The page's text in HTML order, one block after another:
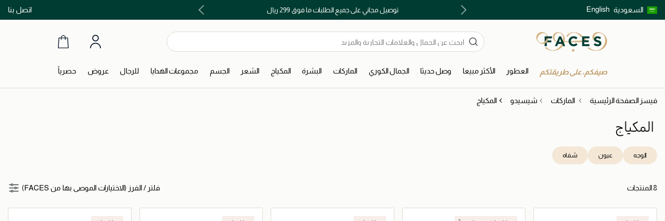
السعودية English اتصل بنااشتري الآن و ادفع لاحقاً مع تابي و تمارا! توصيل مجاني على جميع الطلبات ما فوق 299 ريال اكتشفوا خدمات الجمال المختارة بعناية
صيفكم، على طريقتكم العطور الأكثر مبيعا وصل حديثا الجمال الكوري الماركات البشرة المكياج الشعر الجسم مجموعات الهدايا للرجال عروض حصرياً
فيسز الصفحة الرئيسية الماركات شيسيدو المكياج
المكياج
الوجه عيون شفاه
8 المنتجات فلتر /الفرز (الاختيارات الموصى بها من FACES)